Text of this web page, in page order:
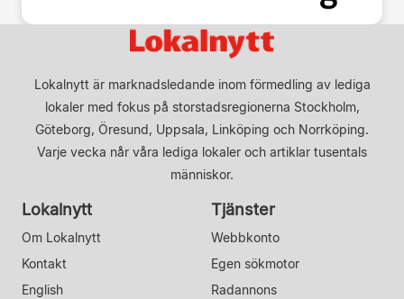
Lokalnytt är marknadsledande inom förmedling av lediga
lokaler med fokus på storstadsregionerna Stockholm,
Göteborg, Öresund, Uppsala, Linköping och Norrköping.
Varje vecka når våra lediga lokaler och artiklar tusentals
människor.
Lokalnytt
Om Lokalnytt
Kontakt
English
Tjänster
Webbkonto
Egen sökmotor
Radannons